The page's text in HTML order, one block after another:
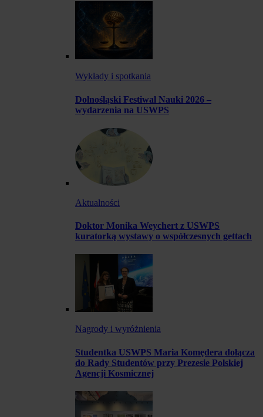
Wykłady i spotkania
Dolnośląski Festiwal Nauki 2026 –
wydarzenia na USWPS
Aktualności
Doktor Monika Weychert z USWPS
kuratorką wystawy o współczesnych gettach
Nagrody i wyróżnienia
Studentka USWPS Maria Komędera dołącza
do Rady Studentów przy Prezesie Polskiej
Agencji Kosmicznej